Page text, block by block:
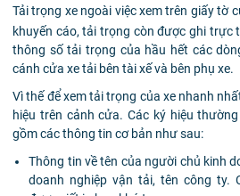
Tải trọng xe ngoài việc xem trên giấy tờ
khuyến cáo, tải trọng còn được ghi trực
thông số tải trọng của hầu hết các
cánh cửa xe tải bên tài xế và bên phụ xe.
Vì thế để xem tải trọng của xe nhanh
hiệu trên cảnh cửa. Các ký hiệu
gồm các thông tin cơ bản như sau:
Thông tin về tên của người chủ kinh
doanh nghiệp vận tải, tên công ty.